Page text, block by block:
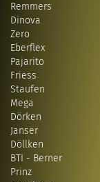
Remmers
Dinova
Zero
Eberflex
Pajarito
Friess
Staufen
Mega
Dörken
Janser
Döllken
BTI - Berner
Prinz